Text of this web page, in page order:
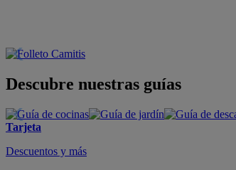
Descubre nuestras guías
Tarjeta
Descuentos y más